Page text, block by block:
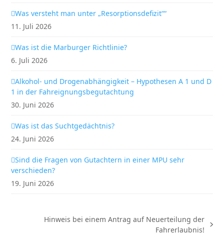
Was versteht man unter „Resorptionsdefizit““
11. Juli 2026
Was ist die Marburger Richtlinie?
6. Juli 2026
Alkohol- und Drogenabhängigkeit – Hypothesen A 1 und D
1 in der Fahreignungsbegutachtung
30. Juni 2026
Was ist das Suchtgedächtnis?
24. Juni 2026
Sind die Fragen von Gutachtern in einer MPU sehr
verschieden?
19. Juni 2026
Hinweis bei einem Antrag auf Neuerteilung der
Fahrerlaubnis!